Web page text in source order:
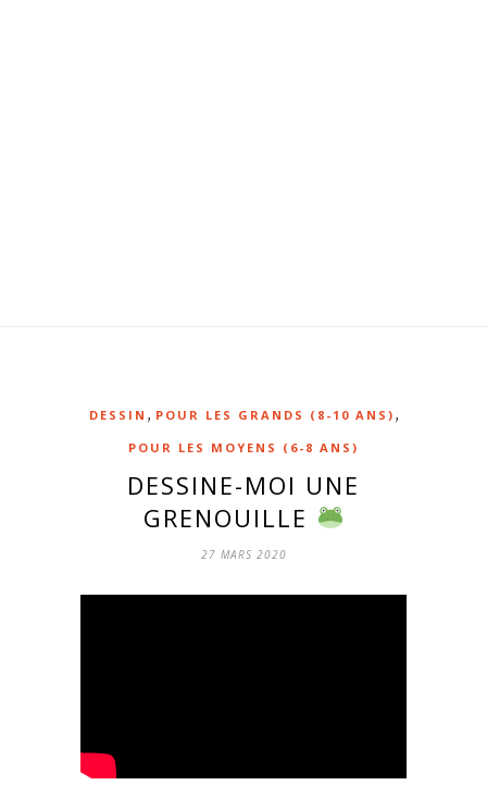
DESSIN , POUR LES GRANDS (8-10 ANS) ,
POUR LES MOYENS (6-8 ANS)
DESSINE-MOI UNE
GRENOUILLE
27 MARS 2020